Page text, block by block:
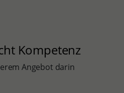
Kompetenz
Angebot darin